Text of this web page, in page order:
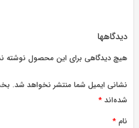
دیدگاهها
هیچ دیدگاهی برای این محصول
نشانی ایمیل شما منتشر نخواهد شد.
شده‌اند*
نام*